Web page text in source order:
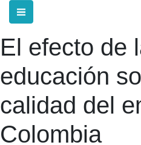
El efecto de
educación
calidad del
Colombia